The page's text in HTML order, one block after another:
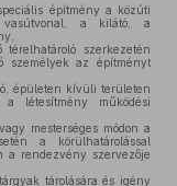
építmény a közúti
a kilátó, a
szerkezetén
személyek az építményt
épületen kívüli területen
létesítmény működési
mesterséges módon a
a körülhatárolással
a rendezvény szervezője
tárolására és igény